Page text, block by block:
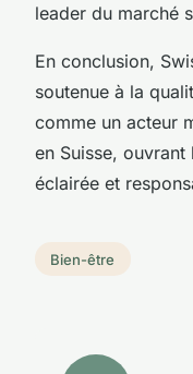
leader du marché
En conclusion,
soutenue à la
comme un acteur
en Suisse,
éclairée et
Bien-être